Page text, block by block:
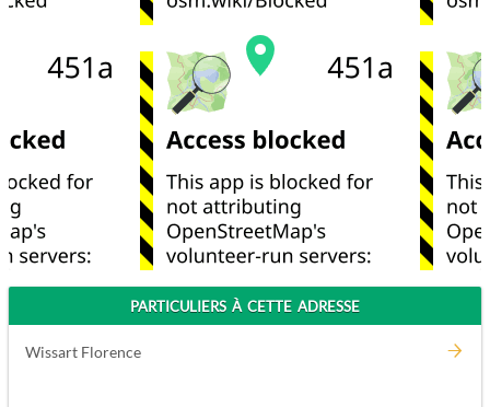
PARTICULIERS À CETTE ADRESSE
Wissart Florence